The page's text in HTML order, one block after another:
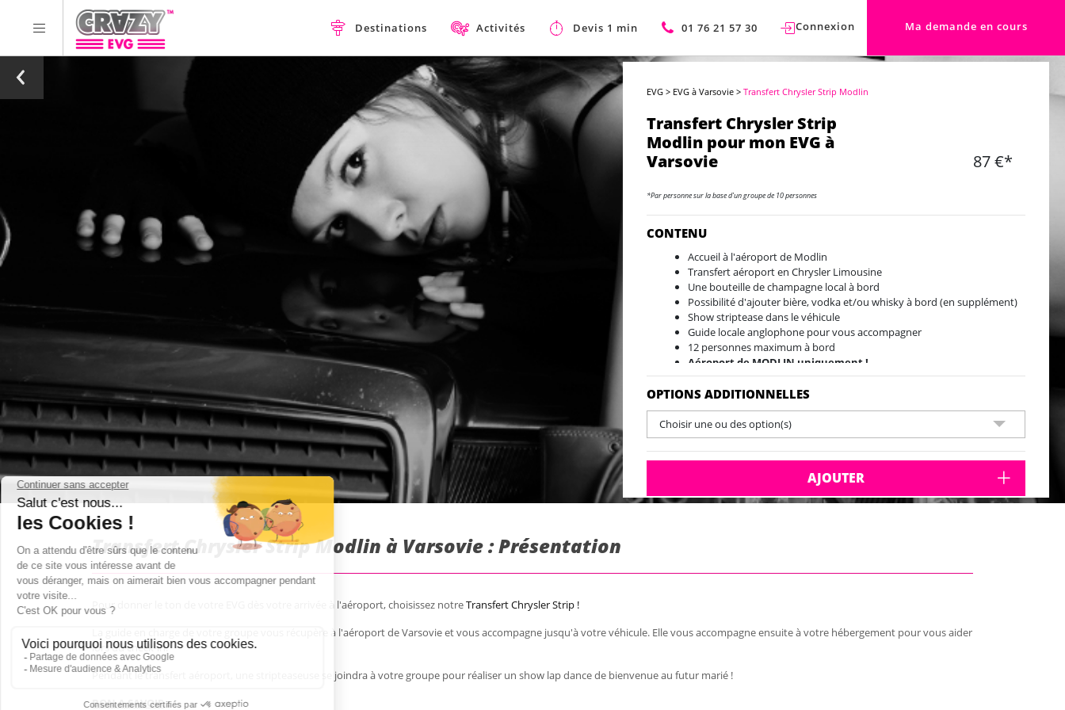
Destinations Activités Devis 1 min 01 76 21 57 30 Connexion Ma demande en cours
EVG > EVG à Varsovie >Transfert Chrysler Strip Modlin
Transfert Chrysler Strip
Modlin pour mon EVG à
Varsovie
87 €*
*Par personne sur la base d'un groupe de 10 personnes
CONTENU
Accueil à l'aéroport de Modlin
Transfert aéroport en Chrysler Limousine
Une bouteille de champagne local à bord
Possibilité d'ajouter bière, vodka et/ou whisky à bord (en supplément)
Show striptease dans le véhicule
Guide locale anglophone pour vous accompagner
12 personnes maximum à bord
Aéroport de MODLIN uniquement !
OPTIONS ADDITIONNELLES
Choisir une ou des option(s)
AJOUTER
Transfert Chrysler Strip Modlin à Varsovie : Présentation
Pour donner le ton de votre EVG dès votre arrivée à l'aéroport, choisissez notreTransfert Chrysler Strip !
La guide en charge de votre groupe vous récupère à l'aéroport de Varsovie et vous accompagne jusqu'à votre véhicule. Elle vous accompagne ensuite à votre hébergement pour vous aider
lors du check-in.
Pendant le transfert aéroport, une stripteaseuse se joindra à votre groupe pour réaliser un show lap dance de bienvenue au futur marié !
BON A SAVOIR: